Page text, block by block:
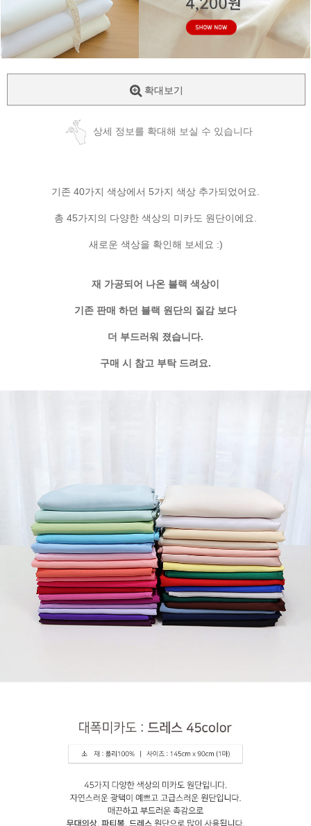
확대보기
상세 정보를 확대해 보실 수 있습니다
기존 40가지 색상에서 5가지 색상 추가되었어요.
총 45가지의 다양한 색상의 미카도 원단이에요.
새로운 색상을 확인해 보세요 :)
재 가공되어 나온 블랙 색상이
기존 판매 하던 블랙 원단의 질감 보다
더 부드러워 졌습니다.
구매 시 참고 부탁 드려요.